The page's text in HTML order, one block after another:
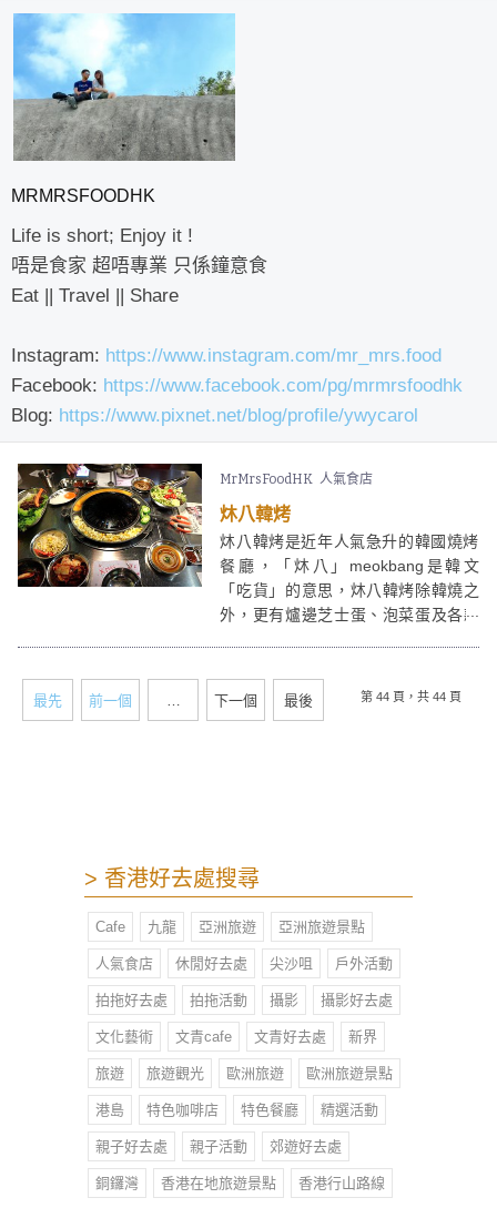
MRMRSFOODHK
Life is short; Enjoy it !
唔是食家 超唔專業 只係鐘意食
Eat || Travel || Share
Instagram: https://www.instagram.com/mr_mrs.food
Facebook: https://www.facebook.com/pg/mrmrsfoodhk
Blog: https://www.pixnet.net/blog/profile/ywycarol
MrMrsFoodHK 人氣食店
炑八韓烤
炑八韓烤是近年人氣急升的韓國燒烤
餐廳，「炑八」meokbang是韓文
「吃貨」的意思，炑八韓烤除韓燒之
外，更有爐邊芝士蛋、泡菜蛋及各款
享受輕鬆愉快時光。最近炑八韓烤更
由仁川空運醬油蟹，一眾蟹迷有可以
最先 前一個 … 下一個 最後 第 44 頁，共 44 頁
> 香港好去處搜尋
Cafe 九龍 亞洲旅遊 亞洲旅遊景點
人氣食店 休閒好去處 尖沙咀 戶外活動
拍拖好去處 拍拖活動 攝影 攝影好去處
文化藝術 文青cafe 文青好去處 新界
旅遊 旅遊觀光 歐洲旅遊 歐洲旅遊景點
港島 特色咖啡店 特色餐廳 精選活動
親子好去處 親子活動 郊遊好去處
銅鑼灣 香港在地旅遊景點 香港行山路線